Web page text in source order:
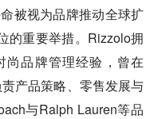
被视为品牌推动全球扩
的重要举措。Rizzolo拥
品牌管理经验，曾在
产品策略、零售发展与
与Ralph Lauren等品